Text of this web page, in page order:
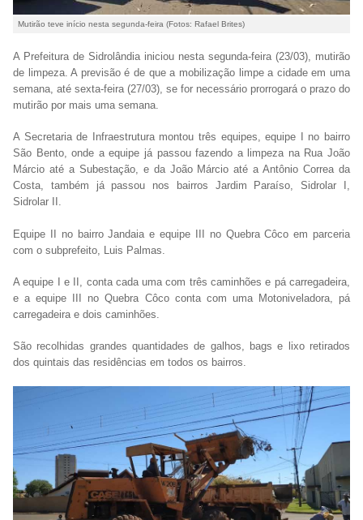
Mutirão teve início nesta segunda-feira (Fotos: Rafael Brites)
A Prefeitura de Sidrolândia iniciou nesta segunda-feira (23/03), mutirão
de limpeza. A previsão é de que a mobilização limpe a cidade em uma
semana, até sexta-feira (27/03), se for necessário prorrogará o prazo do
mutirão por mais uma semana.
A Secretaria de Infraestrutura montou três equipes, equipe I no bairro
São Bento, onde a equipe já passou fazendo a limpeza na Rua João
Márcio até a Subestação, e da João Márcio até a Antônio Correa da
Costa, também já passou nos bairros Jardim Paraíso, Sidrolar I,
Sidrolar II.
Equipe II no bairro Jandaia e equipe III no Quebra Côco em parceria
com o subprefeito, Luis Palmas.
A equipe I e II, conta cada uma com três caminhões e pá carregadeira,
e a equipe III no Quebra Côco conta com uma Motoniveladora, pá
carregadeira e dois caminhões.
São recolhidas grandes quantidades de galhos, bags e lixo retirados
dos quintais das residências em todos os bairros.